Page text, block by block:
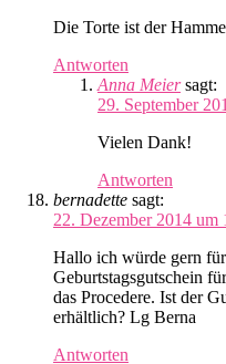
Die Torte ist der
Antworten
Anna Meier sagt:
29. September
Vielen Dank!
Antworten
bernadette sagt:
22. Dezember 2014 um
Hallo ich würde gern
Geburtstagsgutschein
das Procedere. Ist der
erhältlich? Lg Berna
Antworten